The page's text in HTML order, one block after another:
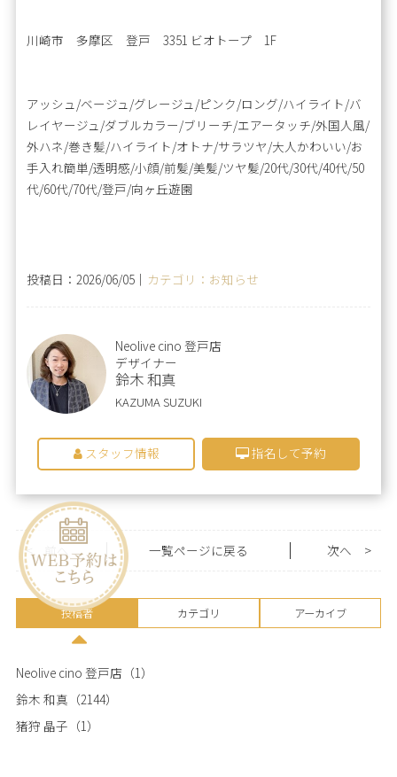
川崎市 多摩区 登戸 3351 ビオトープ 1F
アッシュ/ベージュ/グレージュ/ピンク/ロング/ハイライト/バ
レイヤージュ/ダブルカラー/ブリーチ/エアータッチ/外国人風/
外ハネ/巻き髪/ハイライト/オトナ/サラツヤ/大人かわいい/お
手入れ簡単/透明感/小顔/前髪/美髪/ツヤ髪/20代/30代/40代/50
代/60代/70代/登戸/向ヶ丘遊園
投稿日：2026/06/05｜ カテゴリ：お知らせ
Neolive cino 登戸店
デザイナー
鈴木 和真
KAZUMA SUZUKI
スタッフ情報 指名して予約
< 前へ 一覧ページに戻る >
次へ
投稿者 カテゴリ アーカイブ
Neolive cino 登戸店 （1）
鈴木 和真 （2144）
猪狩 晶子 （1）